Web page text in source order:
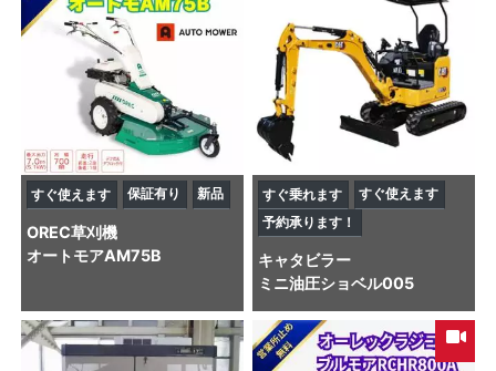
すぐ使えます 保証有り 新品
OREC草刈機
オートモアAM75B
すぐ乗れます
すぐ使えます
予約承ります！
キャタビラー
ミニ油圧ショベル005